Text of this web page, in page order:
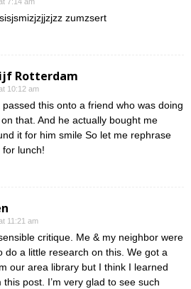
zumzsert
Rotterdam
10:12 am
this onto a friend who was doing
that. And he actually bought me
it for him smile So let me rephrase
lunch!
11:21 am
critique. Me & my neighbor were
do a little research on this. We got a
our area library but I think I learned
post. I’m very glad to see such